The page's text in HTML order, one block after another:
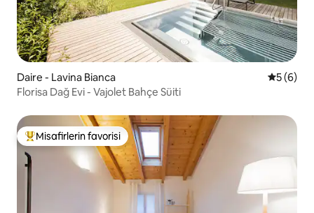
Daire - Lavina Bianca 55 (6)
Florisa Dağ Evi - Vajolet Bahçe Süiti
Misafirlerin favorilerinden en beğenilenler arasında
Misafirlerin favorisi